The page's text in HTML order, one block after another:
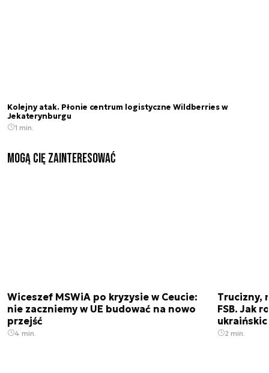
Kolejny atak. Płonie centrum logistyczne Wildberries w
Jekaterynburgu
1 min.
Mogą Cię zainteresować
Wiceszef MSWiA po kryzysie w Ceucie:
nie zaczniemy w UE budować na nowo
przejść
4 min.
Trucizny,
FSB. Jak
2 min.